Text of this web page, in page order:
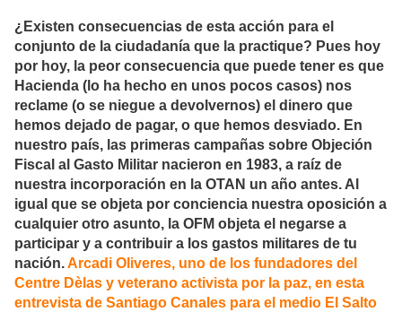
¿Existen consecuencias de esta acción para el
conjunto de la ciudadanía que la practique? Pues hoy
por hoy, la peor consecuencia que puede tener es que
Hacienda (lo ha hecho en unos pocos casos) nos
reclame (o se niegue a devolvernos) el dinero que
hemos dejado de pagar, o que hemos desviado. En
nuestro país, las primeras campañas sobre Objeción
Fiscal al Gasto Militar nacieron en 1983, a raíz de
nuestra incorporación en la OTAN un año antes. Al
igual que se objeta por conciencia nuestra oposición a
cualquier otro asunto, la OFM objeta el negarse a
participar y a contribuir a los gastos militares de tu
nación.Arcadi Oliveres, uno de los fundadores del
Centre Dèlas y veterano activista por la paz, en esta
entrevista de Santiago Canales para el medio El Salto